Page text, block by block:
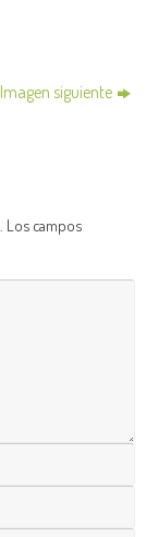
Imagen siguiente
Los campos